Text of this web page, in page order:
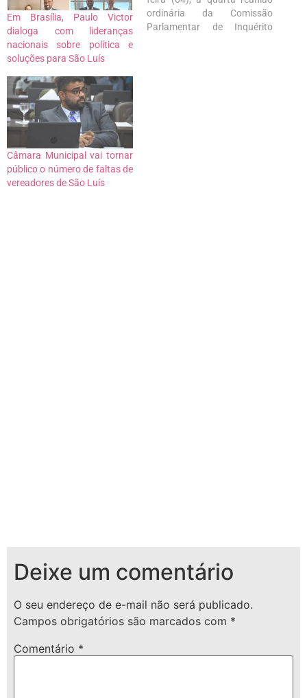
Em Brasília, Paulo Victor
dialoga com lideranças
nacionais sobre política e
soluções para São Luís
ordinária da Comissão
Parlamentar de Inquérito
Câmara Municipal vai tornar
público o número de faltas de
vereadores de São Luís
Deixe um comentário
O seu endereço de e-mail não será publicado.
Campos obrigatórios são marcados com *
Comentário *